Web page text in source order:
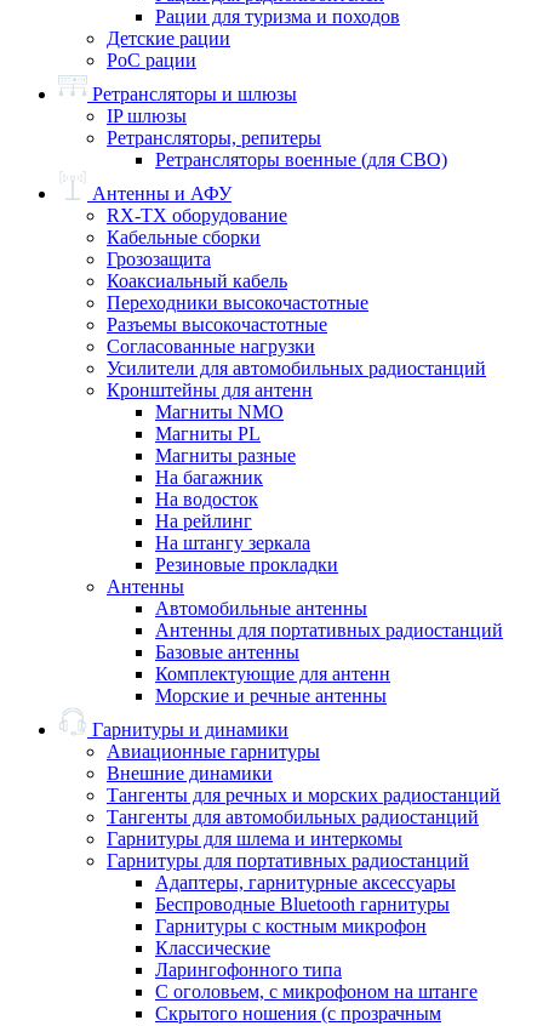
Рации для туризма и походов
Детские рации
PoC рации
Ретрансляторы и шлюзы
IP шлюзы
Ретрансляторы, репитеры
Ретрансляторы военные (для СВО)
Антенны и АФУ
RX-TX оборудование
Кабельные сборки
Грозозащита
Коаксиальный кабель
Переходники высокочастотные
Разъемы высокочастотные
Согласованные нагрузки
Усилители для автомобильных радиостанций
Кронштейны для антенн
Магниты NMO
Магниты PL
Магниты разные
На багажник
На водосток
На рейлинг
На штангу зеркала
Резиновые прокладки
Антенны
Автомобильные антенны
Антенны для портативных радиостанций
Базовые антенны
Комплектующие для антенн
Морские и речные антенны
Гарнитуры и динамики
Авиационные гарнитуры
Внешние динамики
Тангенты для речных и морских радиостанций
Тангенты для автомобильных радиостанций
Гарнитуры для шлема и интеркомы
Гарнитуры для портативных радиостанций
Адаптеры, гарнитурные аксессуары
Беспроводные Bluetooth гарнитуры
Гарнитуры с костным микрофон
Классические
Ларингофонного типа
С оголовьем, с микрофоном на штанге
Скрытого ношения (с прозрачным